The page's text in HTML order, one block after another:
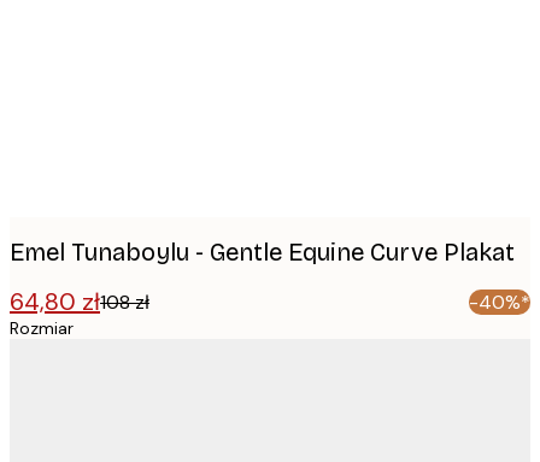
Emel Tunaboylu - Gentle Equine Curve Plakat
64,80 zł108 zł -40%*
Rozmiar